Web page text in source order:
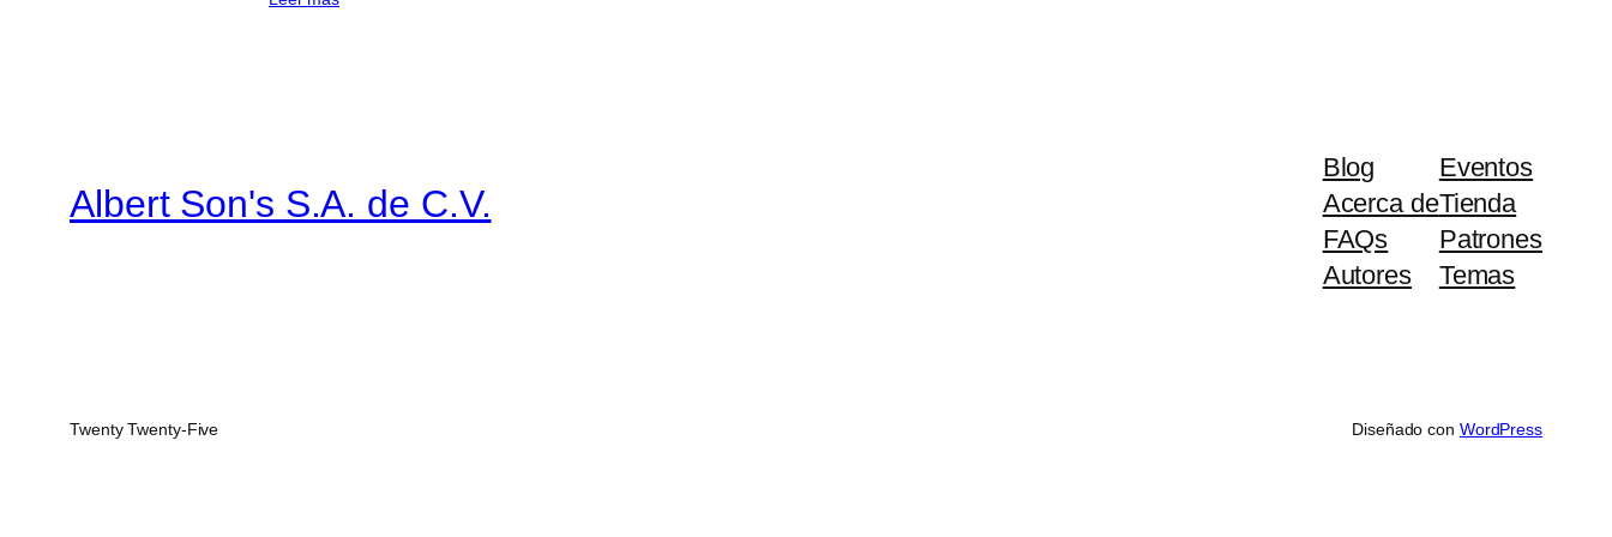
Albert Son's S.A. de C.V.
Blog
Acerca de
FAQs
Autores
Eventos
Tienda
Patrones
Temas
Twenty Twenty-Five Diseñado con WordPress